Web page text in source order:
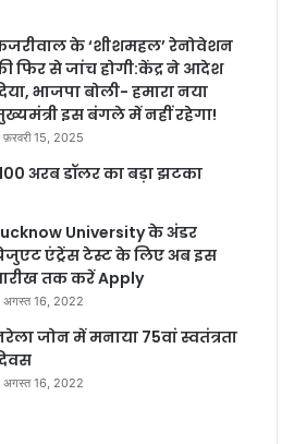
के ‘शीशमहल’ रेनोवेशन
फिर से जांच होगी:केंद्र ने आदेश
भाजपा बोली- हमारा नया
इस बंगले में नहीं रहेगा!
फ़रवरी 15, 2025
अरब डॉलर का बड़ा झटका
University के अंडर
एंट्रेंस टेस्ट के लिए अब इस
तक करें Apply
अगस्त 16, 2022
जोन में मनाया 75वां स्वतंत्रता
अगस्त 16, 2022